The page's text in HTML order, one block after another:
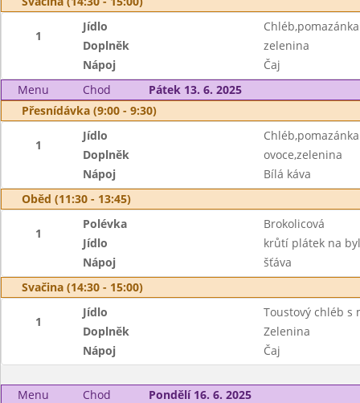
1
Jídlo
Doplněk
zelenina
Nápoj
Čaj
Menu
Chod
Pátek 13. 6. 2025
Přesnídávka (9:00 - 9:30)
1
Jídlo
Doplněk
ovoce,zelenina
Nápoj
Bílá káva
Oběd (11:30 - 13:45)
1
Polévka
Brokolicová
Jídlo
krůtí plátek na
Nápoj
šťáva
Svačina (14:30 - 15:00)
1
Jídlo
Toustový chléb s
Doplněk
Zelenina
Nápoj
Čaj
Menu Chod
Pondělí 16. 6. 2025